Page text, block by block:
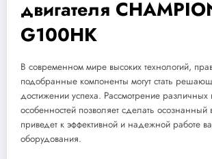
двигателя
G100HK
В современном мире высоких технологий,
подобранные компоненты могут стать
достижении успеха. Рассмотрение различных
особенностей позволяет сделать
приведет к эффективной и надежной работе
оборудования.